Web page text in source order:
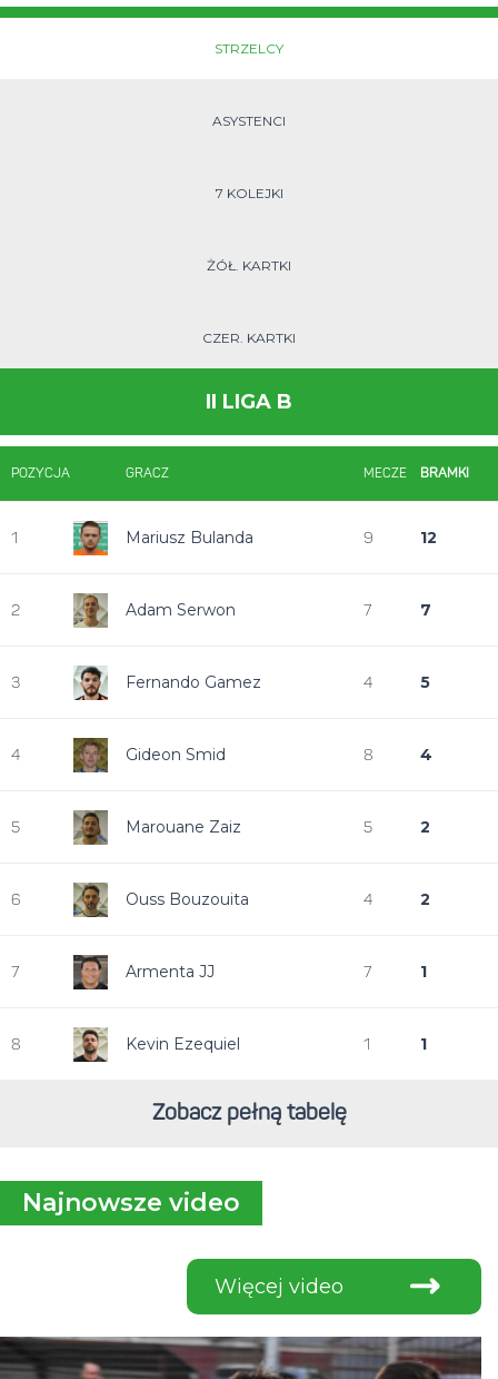
STRZELCY
ASYSTENCI
7 KOLEJKI
ŻÓŁ. KARTKI
CZER. KARTKI
II LIGA B
POZYCJA GRACZ MECZE BRAMKI
1 Mariusz Bulanda 9 12
2 Adam Serwon 7 7
3 Fernando Gamez 4 5
4 Gideon Smid 8 4
5 Marouane Zaiz 5 2
6 Ouss Bouzouita 4 2
7 Armenta JJ 7 1
8 Kevin Ezequiel 1 1
Zobacz pełną tabelę
Najnowsze video
Więcej video